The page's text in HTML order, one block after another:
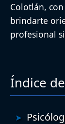
Colotlán,
brindarte
profesional
Índice